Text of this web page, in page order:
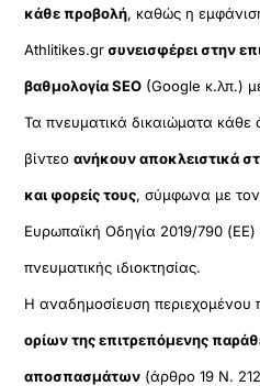
κάθε προβολή, καθώς η
Athlitikes.grσυνεισφέρει στην
βαθμολογία SEO (Google κ.λπ.)
Τα πνευματικά δικαιώματα κάθε
βίντεοανήκουν αποκλειστικά
και φορείς τους, σύμφωνα με τον
Ευρωπαϊκή Οδηγία 2019/790 (ΕΕ)
πνευματικής ιδιοκτησίας.
Η αναδημοσίευση περιεχομένου
ορίων της επιτρεπόμενης
αποσπασμάτων (άρθρο 19 Ν.